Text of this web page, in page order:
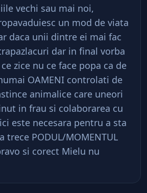
vechi sau mai noi,
un mod de viata
daca unii dintre ei mai fac
dar in final vorba
zice nu ce face popa ca de
OAMENI controlati de
animalice care uneori
in frau si colaborarea cu
este necesara pentru a sta
trece PODUL/MOMENTUL
si corect Mielu nu